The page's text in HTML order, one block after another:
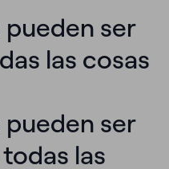
pueden ser
las cosas
pueden ser
las